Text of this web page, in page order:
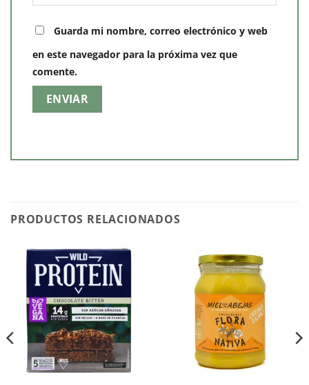
Guarda mi nombre, correo electrónico y web
en este navegador para la próxima vez que
comente.
PRODUCTOS RELACIONADOS